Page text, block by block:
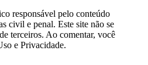
responsável pelo conteúdo
civil e penal. Este site não se
terceiros. Ao comentar, você
e Privacidade.